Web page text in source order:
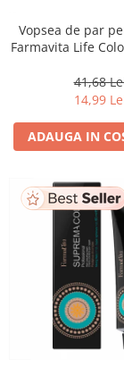
Vopsea de par
Farmavita Life
ml
41,68
14,99
ADAUGA IN